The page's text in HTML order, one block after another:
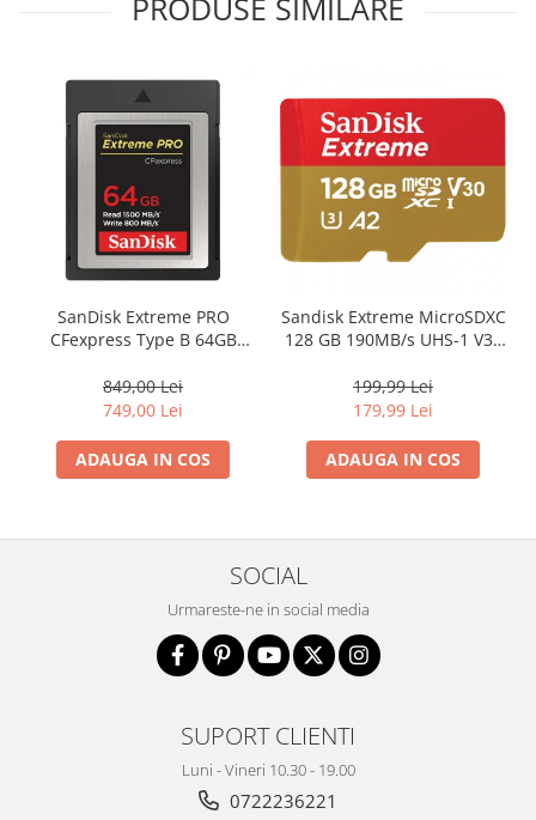
SanDisk Extreme PRO
CFexpress Type B 64GB
849,00 Lei
749,00 Lei
ADAUGA IN COS
Sandisk Extreme MicroSDXC
128 GB 190MB/s UHS-1 V30
199,99 Lei
179,99 Lei
ADAUGA IN COS
SOCIAL
Urmareste-ne in social media
SUPORT CLIENTI
Luni - Vineri 10.30 - 19.00
0722236221